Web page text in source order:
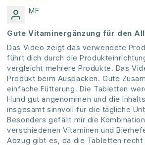
MF
Gute Vitaminergänzung für den
Das Video zeigt das verwendete
führt dich durch die
vergleicht mehrere Produkte. Das
Produkt beim Auspacken. Gute
einfache Fütterung. Die Tabletten
Hund gut angenommen und die
insgesamt sinnvoll für die tägliche
Besonders gefällt mir die
verschiedenen Vitaminen und
Abzug gibt es, da die Tabletten recht